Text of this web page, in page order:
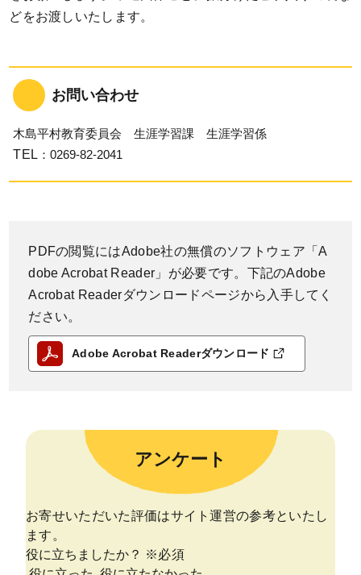
どをお渡しいたします。
お問い合わせ
木島平村教育委員会 生涯学習課 生涯学習係
TEL ：0269-82-2041
PDFの閲覧にはAdobe社の無償のソフトウェア「A
dobe Acrobat Reader」が必要です。下記のAdobe
Acrobat Readerダウンロードページから入手してく
ださい。
Adobe Acrobat Readerダウンロード
アンケート